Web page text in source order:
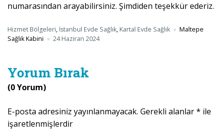
numarasından arayabilirsiniz. Şimdiden teşekkür ederiz.
Hizmet Bölgeleri, İstanbul Evde Sağlık, Kartal Evde Sağlık
Maltepe
Sağlık Kabini
24 Haziran 2024
Yorum Bırak
(0 Yorum)
E-posta adresiniz yayınlanmayacak. Gerekli alanlar* ile
işaretlenmişlerdir